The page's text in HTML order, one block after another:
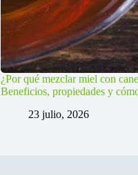
¿Por qué mezclar miel con
Beneficios, propiedades y
23 julio, 2026